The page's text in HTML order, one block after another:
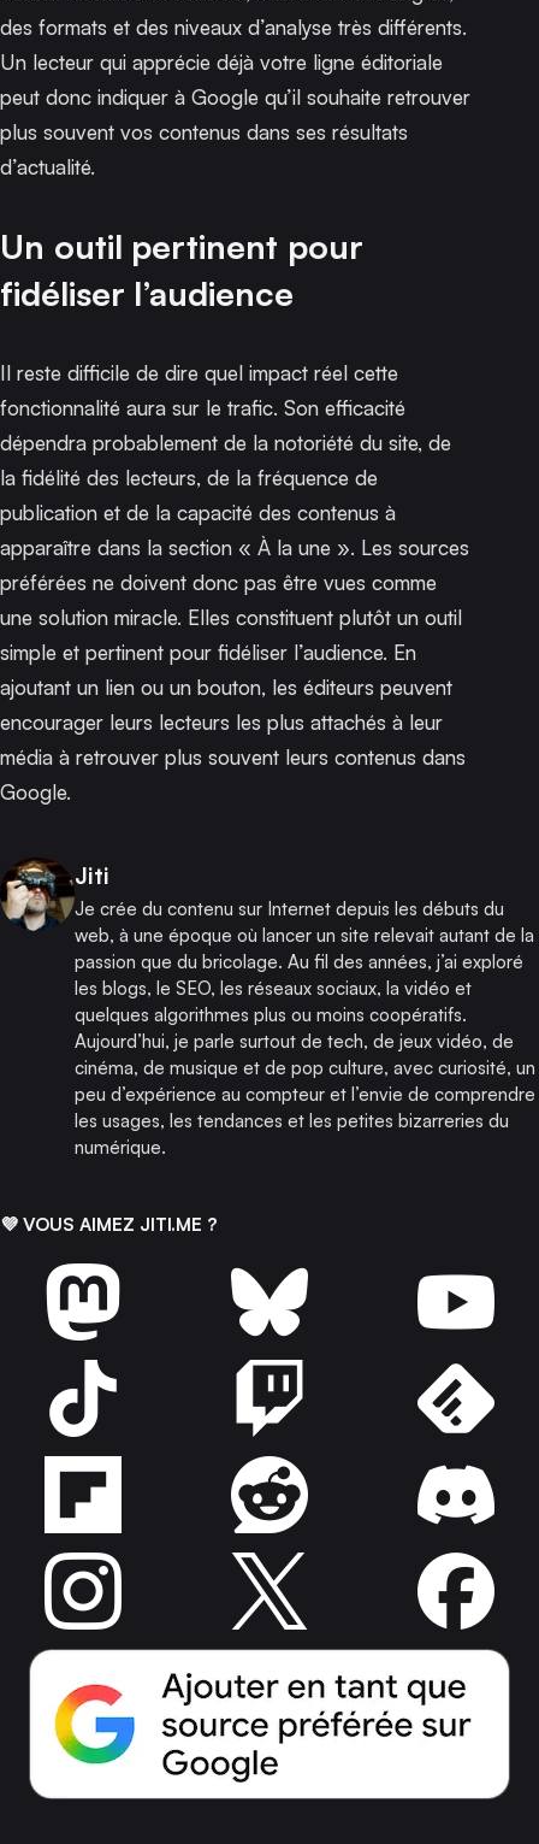
des formats et des niveaux d’analyse très différents.
Un lecteur qui apprécie déjà votre ligne éditoriale
peut donc indiquer à Google qu’il souhaite retrouver
plus souvent vos contenus dans ses résultats
d’actualité.
Un outil pertinent pour
fidéliser l’audience
Il reste difficile de dire quel impact réel cette
fonctionnalité aura sur le trafic. Son efficacité
dépendra probablement de la notoriété du site, de
la fidélité des lecteurs, de la fréquence de
publication et de la capacité des contenus à
apparaître dans la section « À la une ». Les sources
préférées ne doivent donc pas être vues comme
une solution miracle. Elles constituent plutôt un outil
simple et pertinent pour fidéliser l’audience. En
ajoutant un lien ou un bouton, les éditeurs peuvent
encourager leurs lecteurs les plus attachés à leur
média à retrouver plus souvent leurs contenus dans
Google.
Publié par
Jiti
Je crée du contenu sur Internet depuis les débuts du
web, à une époque où lancer un site relevait autant de la
passion que du bricolage. Au fil des années, j’ai exploré
les blogs, le SEO, les réseaux sociaux, la vidéo et
quelques algorithmes plus ou moins coopératifs.
Aujourd’hui, je parle surtout de tech, de jeux vidéo, de
cinéma, de musique et de pop culture, avec curiosité, un
peu d’expérience au compteur et l’envie de comprendre
les usages, les tendances et les petites bizarreries du
numérique.
💜 VOUS AIMEZ JITI.ME ?